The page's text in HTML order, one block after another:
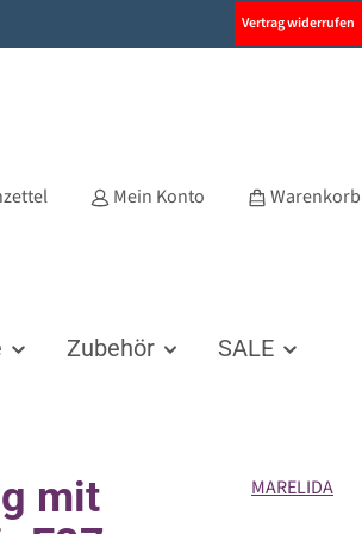
Vertrag widerrufen
Mein Konto Warenkorb
Zubehör SALE
mit
MARELIDA